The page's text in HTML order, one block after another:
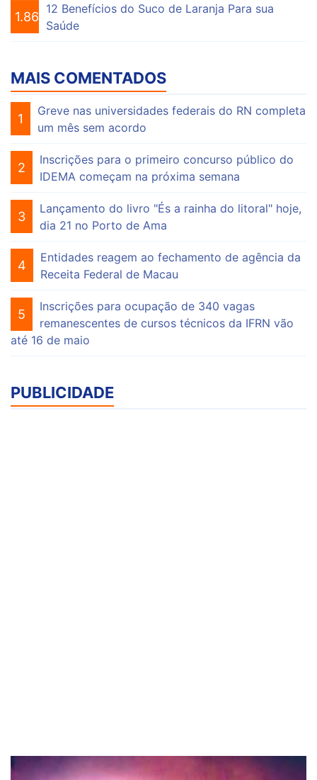
1.863
12 Benefícios do Suco de Laranja Para sua
Saúde
MAIS COMENTADOS
1
Greve nas universidades federais do RN completa
um mês sem acordo
2
Inscrições para o primeiro concurso público do
IDEMA começam na próxima semana
3
Lançamento do livro "És a rainha do litoral" hoje,
dia 21 no Porto de Ama
4
Entidades reagem ao fechamento de agência da
Receita Federal de Macau
5
Inscrições para ocupação de 340 vagas
remanescentes de cursos técnicos da IFRN vão
até 16 de maio
PUBLICIDADE